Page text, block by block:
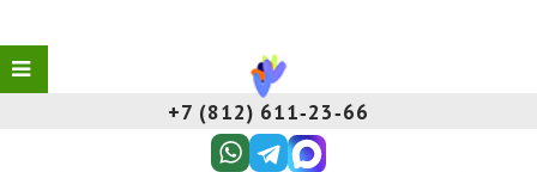
+7 (812) 611‑23‑66